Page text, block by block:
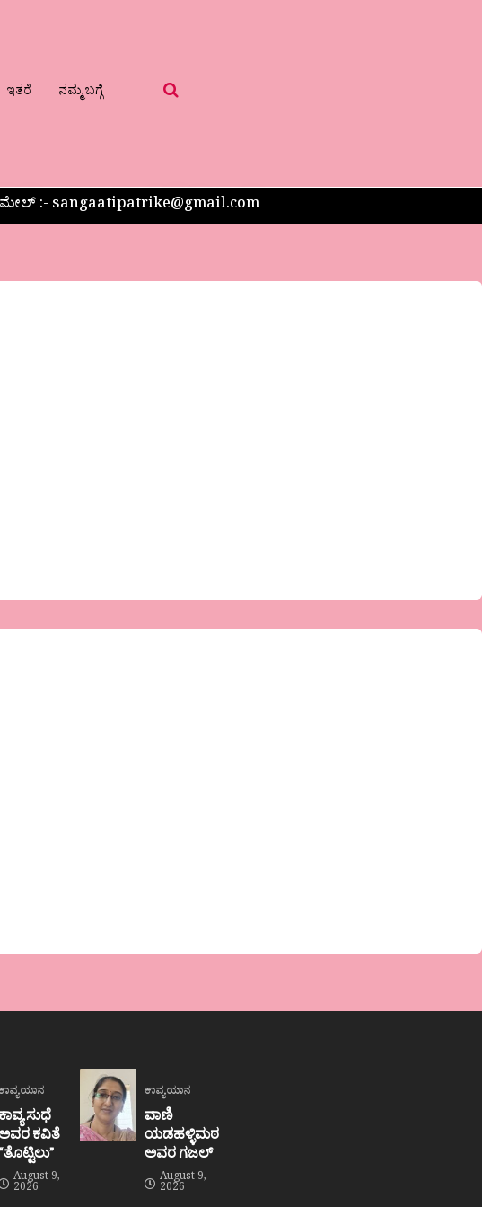
ಇತರೆ ನಮ್ಮ ಬಗ್ಗೆ
:- sangaatipatrike@gmail.com
ಕಾವ್ಯಯಾನ
ಕಾವ್ಯ ಸುಧೆ
ಕವಿತೆ
“ತೊಟ್ಟಿಲು”
August 9,
2026
ಕಾವ್ಯಯಾನ
ವಾಣಿ
ಯಡಹಳ್ಳಿಮಠ
ಅವರ ಗಜಲ್
August 9,
2026